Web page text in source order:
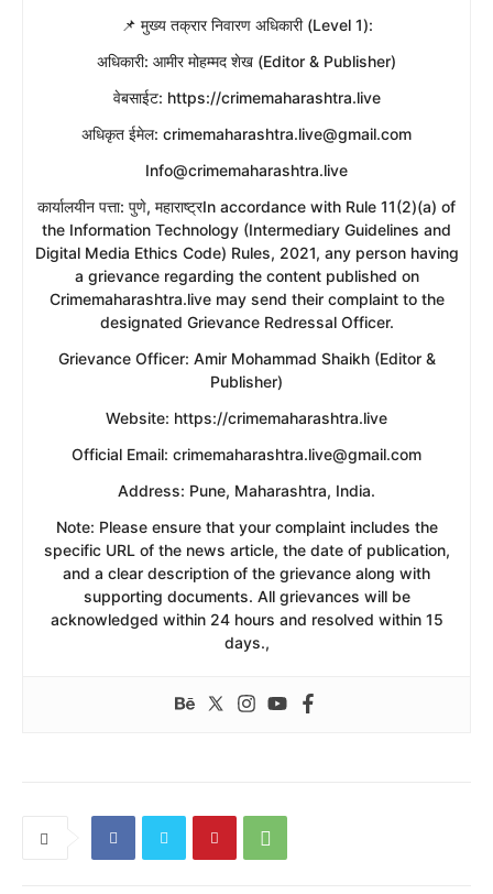
​📌 मुख्य तक्रार निवारण अधिकारी (Level 1):
​अधिकारी: आमीर मोहम्मद शेख (Editor & Publisher)
​वेबसाईट: https://crimemaharashtra.live
​अधिकृत ईमेल: crimemaharashtra.live@gmail.com
Info@crimemaharashtra.live
​कार्यालयीन पत्ता: पुणे, महाराष्ट्रIn accordance with Rule 11(2)(a) of
the Information Technology (Intermediary Guidelines and
Digital Media Ethics Code) Rules, 2021, any person having
a grievance regarding the content published on
Crimemaharashtra.live may send their complaint to the
designated Grievance Redressal Officer.
​Grievance Officer: Amir Mohammad Shaikh (Editor &
Publisher)
​Website: https://crimemaharashtra.live
​Official Email: crimemaharashtra.live@gmail.com
​Address: Pune, Maharashtra, India.
​Note: Please ensure that your complaint includes the
specific URL of the news article, the date of publication,
and a clear description of the grievance along with
supporting documents. All grievances will be
acknowledged within 24 hours and resolved within 15
days.,